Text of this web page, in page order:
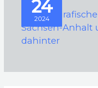
24
2024
Der
Sachsen-Anhalt
dahinter